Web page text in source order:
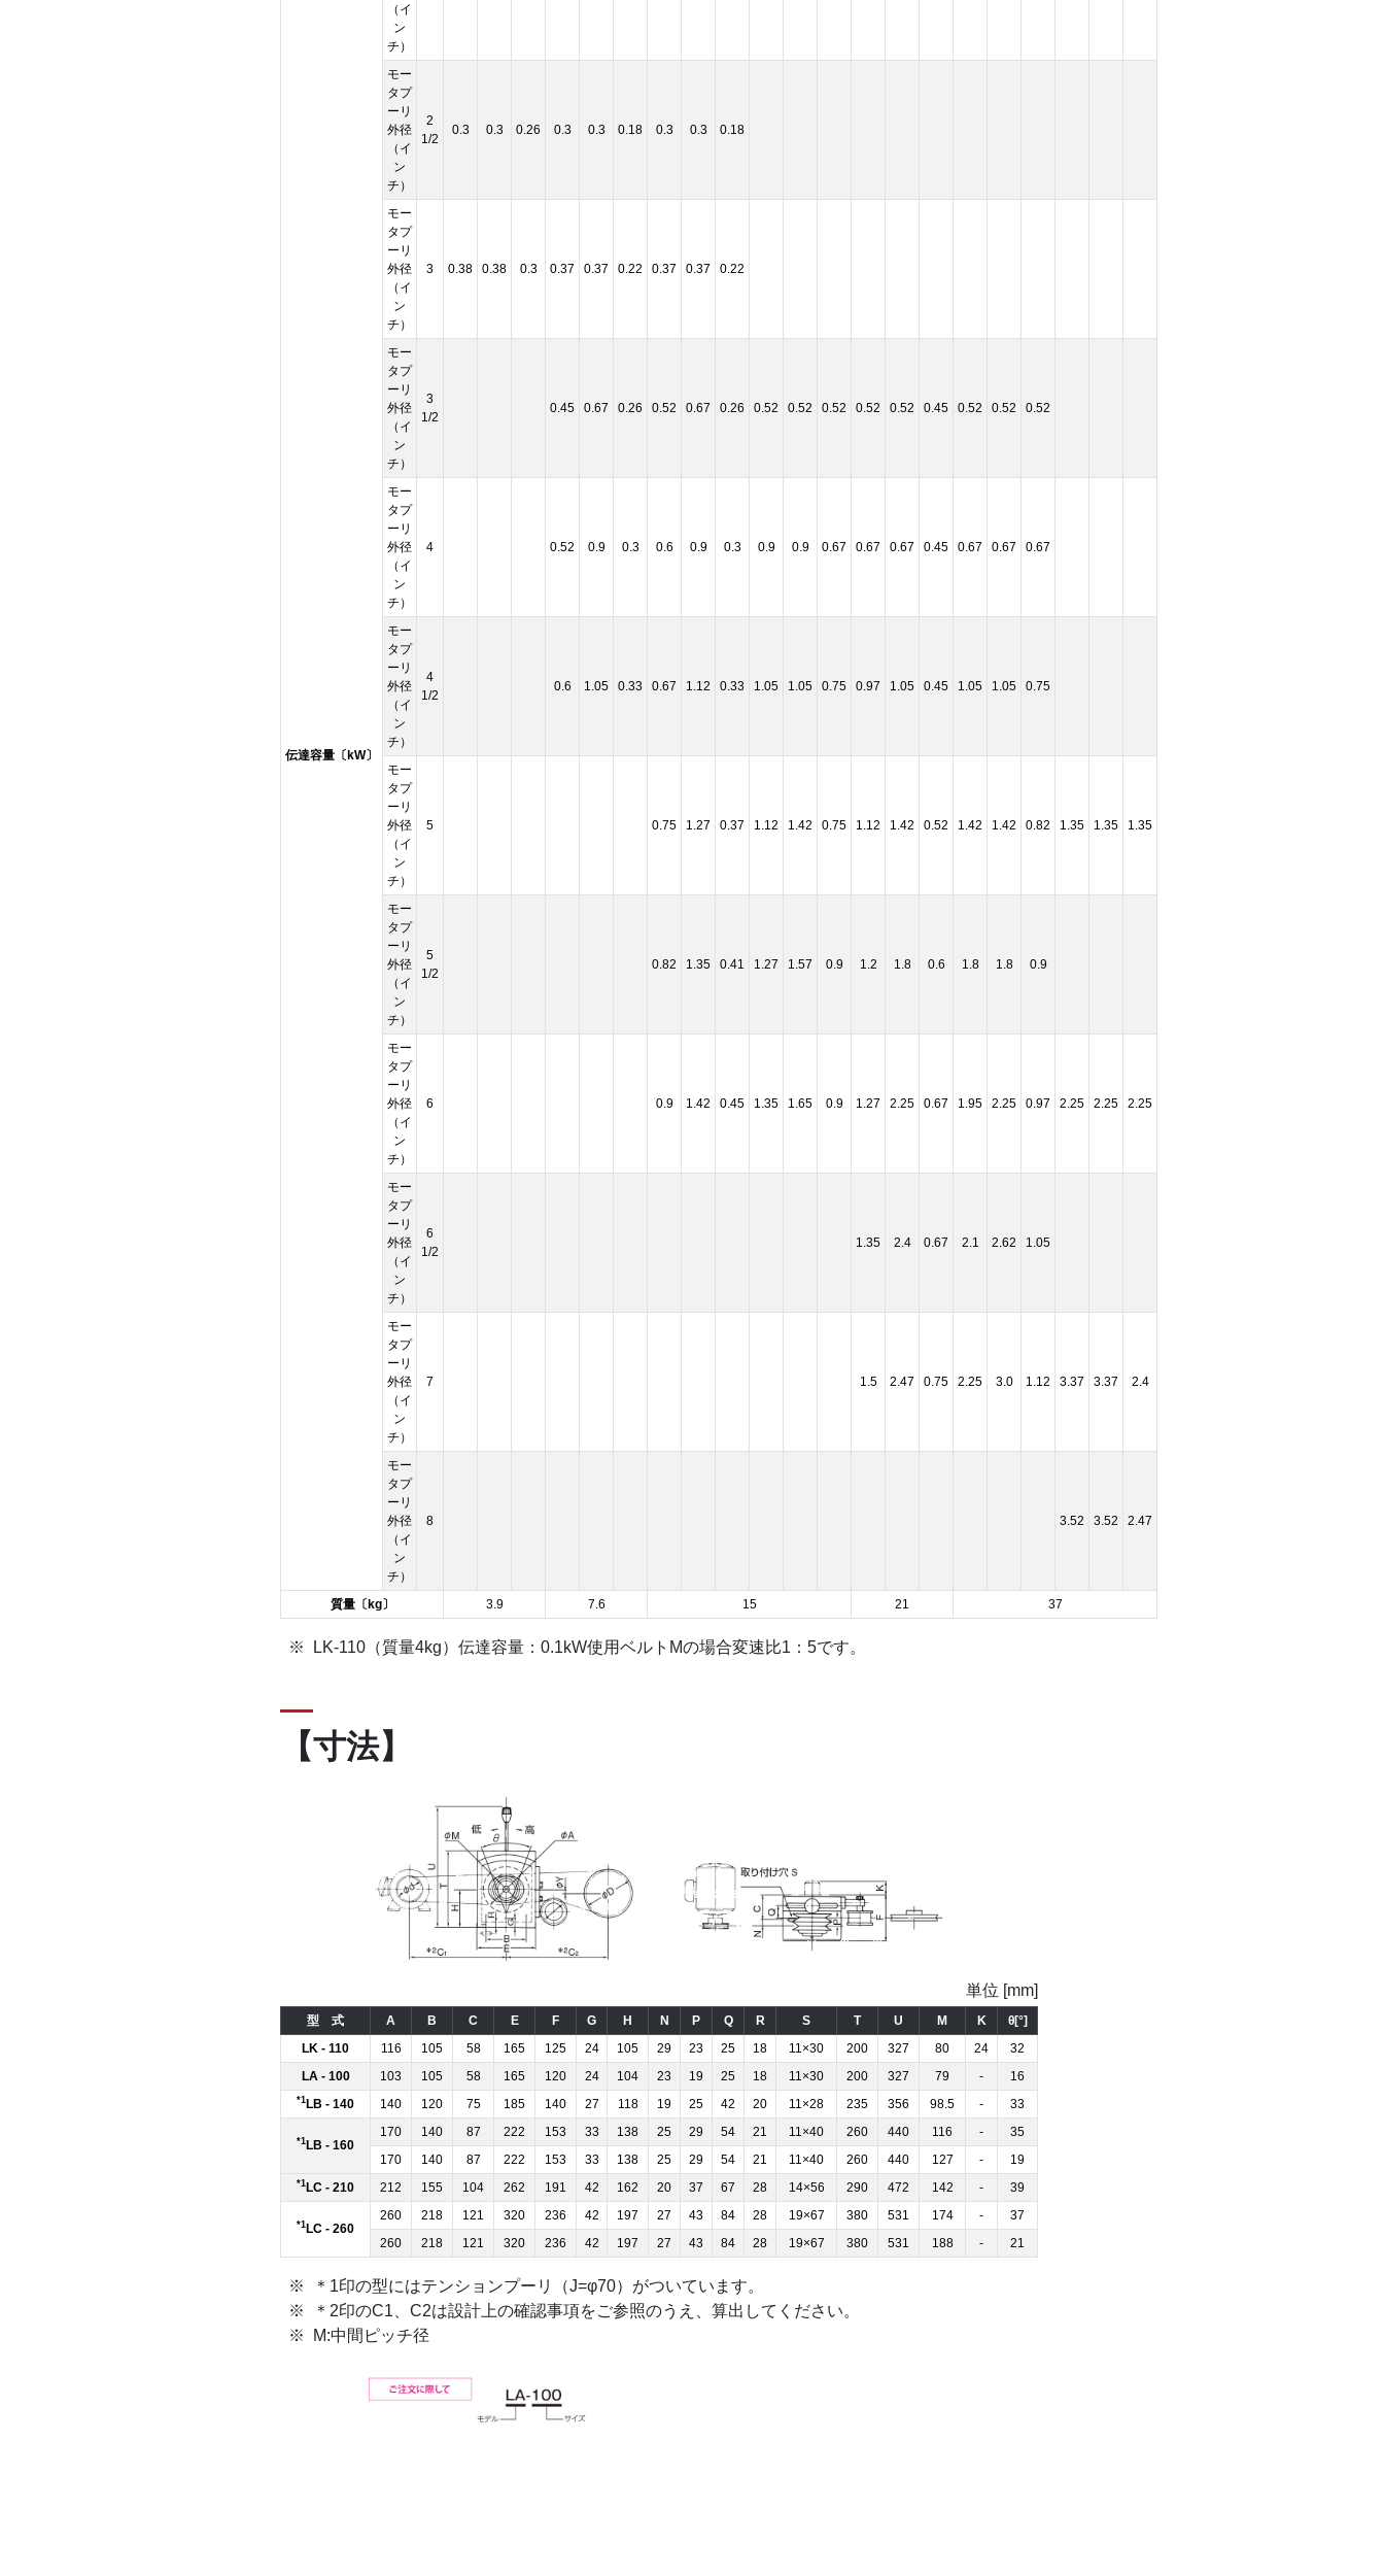
伝達容量〔kW〕
（イ
ン
チ）
モー
タプ
ーリ
外径
（イ
ン
チ）
2
1/2
0.3 0.3 0.26 0.3 0.3 0.18 0.3 0.3 0.18
モー
タプ
ーリ
外径
（イ
ン
チ）
3 0.38 0.38 0.3 0.37 0.37 0.22 0.37 0.37 0.22
モー
タプ
ーリ
外径
（イ
ン
チ）
3
1/2
0.45 0.67 0.26 0.52 0.67 0.26 0.52 0.52 0.52 0.52 0.52 0.45 0.52 0.52 0.52
モー
タプ
ーリ
外径
（イ
ン
チ）
4 0.52 0.9 0.3 0.6 0.9 0.3 0.9 0.9 0.67 0.67 0.67 0.45 0.67 0.67 0.67
モー
タプ
ーリ
外径
（イ
ン
チ）
4
1/2
0.6 1.05 0.33 0.67 1.12 0.33 1.05 1.05 0.75 0.97 1.05 0.45 1.05 1.05 0.75
モー
タプ
ーリ
外径
（イ
ン
チ）
5 0.75 1.27 0.37 1.12 1.42 0.75 1.12 1.42 0.52 1.42 1.42 0.82 1.35 1.35 1.35
モー
タプ
ーリ
外径
（イ
ン
チ）
5
1/2
0.82 1.35 0.41 1.27 1.57 0.9 1.2 1.8 0.6 1.8 1.8 0.9
モー
タプ
ーリ
外径
（イ
ン
チ）
6 0.9 1.42 0.45 1.35 1.65 0.9 1.27 2.25 0.67 1.95 2.25 0.97 2.25 2.25 2.25
モー
タプ
ーリ
外径
（イ
ン
チ）
6
1/2
1.35 2.4 0.67 2.1 2.62 1.05
モー
タプ
ーリ
外径
（イ
ン
チ）
7 1.5 2.47 0.75 2.25 3.0 1.12 3.37 3.37 2.4
モー
タプ
ーリ
外径
（イ
ン
チ）
8 3.52 3.52 2.47
質量〔kg〕 3.9 7.6 15 21 37
LK-110（質量4kg）伝達容量：0.1kW使用ベルトMの場合変速比1：5です。
【寸法】
単位 [mm]
型 式 A B C E F G H N P Q R S T U M K
θ[°]
LK - 110
116 105 58 165 125 24 105 29 23 25 18 11×30 200 327 80 24
32
LA - 100
103 105 58 165 120 24 104 23 19 25 18 11×30 200 327 79 - 16
*1LB - 140 140 120 75 185 140 27 118 19 25 42 20 11×28 235 356 98.5 - 33
*1LB - 160
170 140 87 222 153 33 138 25 29 54 21 11×40 260 440 116 -
35
170
140 87 222 153 33 138 25 29 54 21 11×40 260 440 127 - 19
*1LC - 210 212 155 104 262 191 42 162 20 37 67 28 14×56 290 472 142 - 39
*1LC - 260
260 218 121 320 236 42 197 27 43 84 28 19×67 380 531 174 -
37
260
218 121 320 236 42 197 27 43 84 28 19×67 380 531 188 - 21
＊1印の型にはテンションプーリ（J=φ70）がついています。
＊2印のC1、C2は設計上の確認事項をご参照のうえ、算出してください。
M:中間ピッチ径